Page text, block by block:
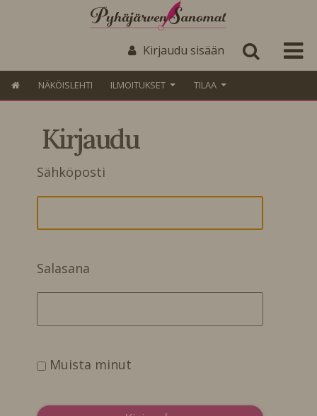
Kirjaudu sisään
NÄKÖISLEHTI ILMOITUKSET TILAA
Kirjaudu
Sähköposti
Salasana
Muista minut